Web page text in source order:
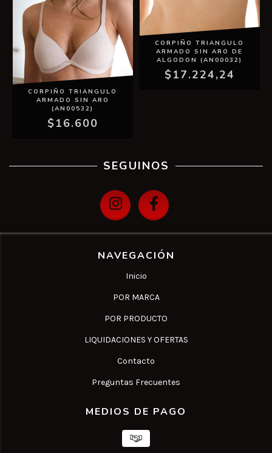
CORPIÑO TRIANGULO
ARMADO SIN ARO
(AN00532)
$16.600
CORPIÑO TRIANGULO
ARMADO SIN ARO DE
ALGODON (AN00032)
$17.224,24
SEGUINOS
NAVEGACIÓN
Inicio
POR MARCA
POR PRODUCTO
LIQUIDACIONES Y OFERTAS
Contacto
Preguntas Frecuentes
MEDIOS DE PAGO